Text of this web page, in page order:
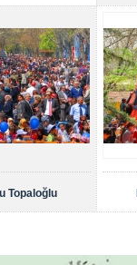
Topaloğlu